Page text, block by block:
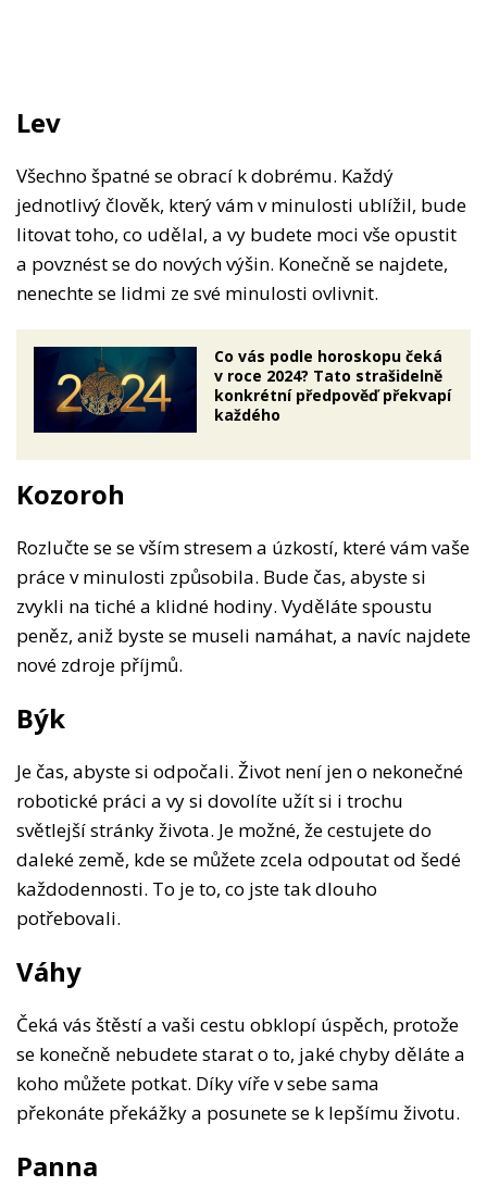
Lev
Všechno špatné se obrací k dobrému. Každý
jednotlivý člověk, který vám v minulosti ublížil, bude
litovat toho, co udělal, a vy budete moci vše opustit
a povznést se do nových výšin. Konečně se najdete,
nenechte se lidmi ze své minulosti ovlivnit.
Co vás podle horoskopu čeká
v roce 2024? Tato strašidelně
konkrétní předpověď překvapí
každého
Kozoroh
Rozlučte se se vším stresem a úzkostí, které vám vaše
práce v minulosti způsobila. Bude čas, abyste si
zvykli na tiché a klidné hodiny. Vyděláte spoustu
peněz, aniž byste se museli namáhat, a navíc najdete
nové zdroje příjmů.
Býk
Je čas, abyste si odpočali. Život není jen o nekonečné
robotické práci a vy si dovolíte užít si i trochu
světlejší stránky života. Je možné, že cestujete do
daleké země, kde se můžete zcela odpoutat od šedé
každodennosti. To je to, co jste tak dlouho
potřebovali.
Váhy
Čeká vás štěstí a vaši cestu obklopí úspěch, protože
se konečně nebudete starat o to, jaké chyby děláte a
koho můžete potkat. Díky víře v sebe sama
překonáte překážky a posunete se k lepšímu životu.
Panna